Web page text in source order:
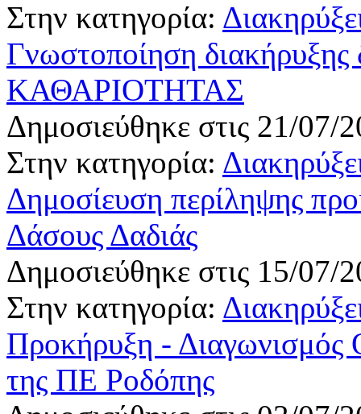
Στην κατηγορία:
Γνωστοποίηση διακήρυξης
ΚΑΘΑΡΙΟΤΗΤΑΣ
Δημοσιεύθηκε στις 21/07/
Στην κατηγορία:
Δημοσίευση περίληψης
Δάσους Δαδιάς
Δημοσιεύθηκε στις 15/07/
Στην κατηγορία:
Προκήρυξη -
της ΠΕ Ροδόπης